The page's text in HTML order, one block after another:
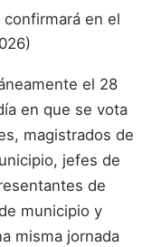
en el
el 28
en que se vota
magistrados de
jefes de
de
municipio y
misma jornada